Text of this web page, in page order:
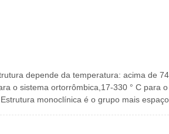
depende da temperatura: acima de
o sistema ortorrômbica,17-330 ° C para
monoclínica é o grupo mais